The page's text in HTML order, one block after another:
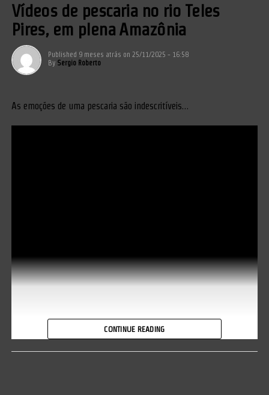
Vídeos de pescaria no rio Teles
Pires, em plena Amazônia
Published 9 meses atrás on 25/11/2025 - 16:58
By Sergio Roberto
As emoções de uma pescaria são indescritíveis…
CONTINUE READING